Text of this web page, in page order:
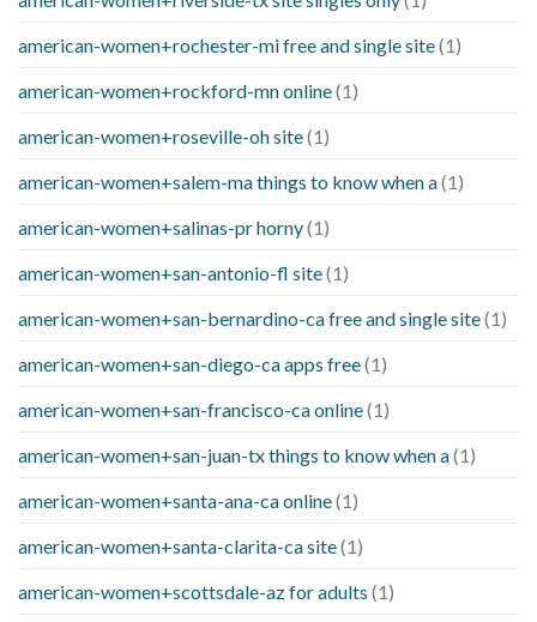
american-women+rochester-mi free and single site(1)
american-women+rockford-mn online(1)
american-women+roseville-oh site(1)
american-women+salem-ma things to know when a(1)
american-women+salinas-pr horny(1)
american-women+san-antonio-fl site(1)
american-women+san-bernardino-ca free and single site(1)
american-women+san-diego-ca apps free(1)
american-women+san-francisco-ca online(1)
american-women+san-juan-tx things to know when a(1)
american-women+santa-ana-ca online(1)
american-women+santa-clarita-ca site(1)
american-women+scottsdale-az for adults (1)